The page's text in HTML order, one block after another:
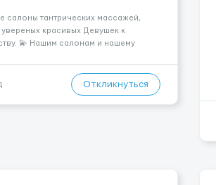
салоны тантрических массажей,
красивых Девушек к
💫 Нашим салонам и нашему
💚Мы гарантируем Наличие
Откликнуться